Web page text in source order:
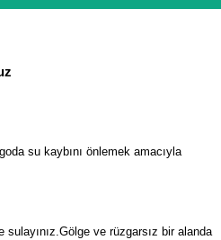
su kaybını önlemek amacıyla
sulayınız.Gölge ve rüzgarsız bir alanda